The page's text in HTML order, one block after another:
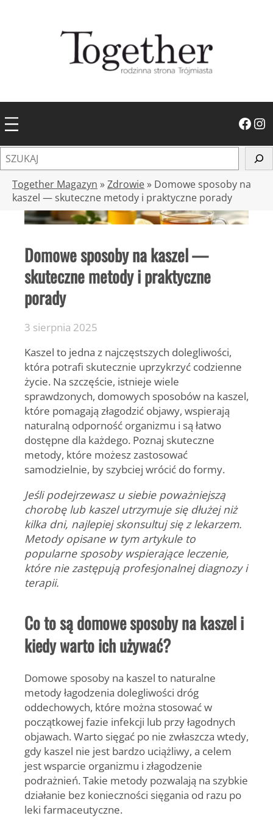
Facebook Instagram
z
Together Magazyn »Zdrowie» Domowe sposoby na
kaszel — skuteczne metody i praktyczne porady
Domowe sposoby na kaszel —
skuteczne metody i praktyczne
porady
3 sierpnia 2025
Kaszel to jedna z najczęstszych dolegliwości,
która potrafi skutecznie uprzykrzyć codzienne
życie. Na szczęście, istnieje wiele
sprawdzonych, domowych sposobów na kaszel,
które pomagają złagodzić objawy, wspierają
naturalną odporność organizmu i są łatwo
dostępne dla każdego. Poznaj skuteczne
metody, które możesz zastosować
samodzielnie, by szybciej wrócić do formy.
Jeśli podejrzewasz u siebie poważniejszą
chorobę lub kaszel utrzymuje się dłużej niż
kilka dni, najlepiej skonsultuj się z lekarzem.
Metody opisane w tym artykule to
popularne sposoby wspierające leczenie,
które nie zastępują profesjonalnej diagnozy i
terapii.
Co to są domowe sposoby na kaszel i
kiedy warto ich używać?
Domowe sposoby na kaszel to naturalne
metody łagodzenia dolegliwości dróg
oddechowych, które można stosować w
początkowej fazie infekcji lub przy łagodnych
objawach. Warto sięgać po nie zwłaszcza wtedy,
gdy kaszel nie jest bardzo uciążliwy, a celem
jest wsparcie organizmu i złagodzenie
podrażnień. Takie metody pozwalają na szybkie
działanie bez konieczności sięgania od razu po
leki farmaceutyczne.